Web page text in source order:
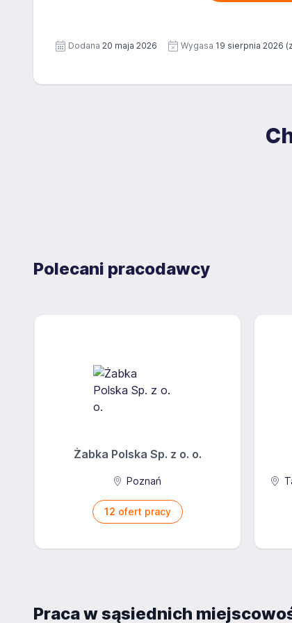
Dodana 20 maja 2026 Wygasa 19 sierpnia 2026
Polecani pracodawcy
Żabka Polska Sp. z o. o.
Poznań
12 ofert pracy
Praca w sąsiednich